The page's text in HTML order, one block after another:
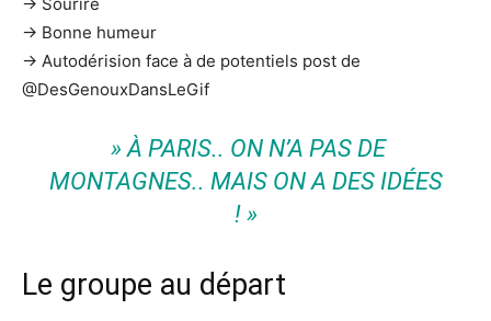
-> Bonne humeur
-> Autodérision face à de potentiels post de
@DesGenouxDansLeGif
» À PARIS.. ON N’A PAS DE
MONTAGNES.. MAIS ON A DES IDÉES
! »
Le groupe au départ